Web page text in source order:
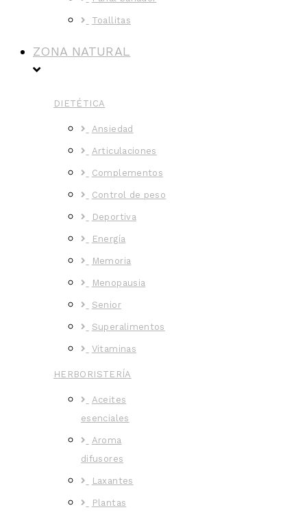
Toallitas
ZONA NATURAL
DIETÉTICA
Ansiedad
Articulaciones
Complementos
Control de peso
Deportiva
Energía
Memoria
Menopausia
Senior
Superalimentos
Vitaminas
HERBORISTERÍA
Aceites
esenciales
Aroma
difusores
Laxantes
Plantas